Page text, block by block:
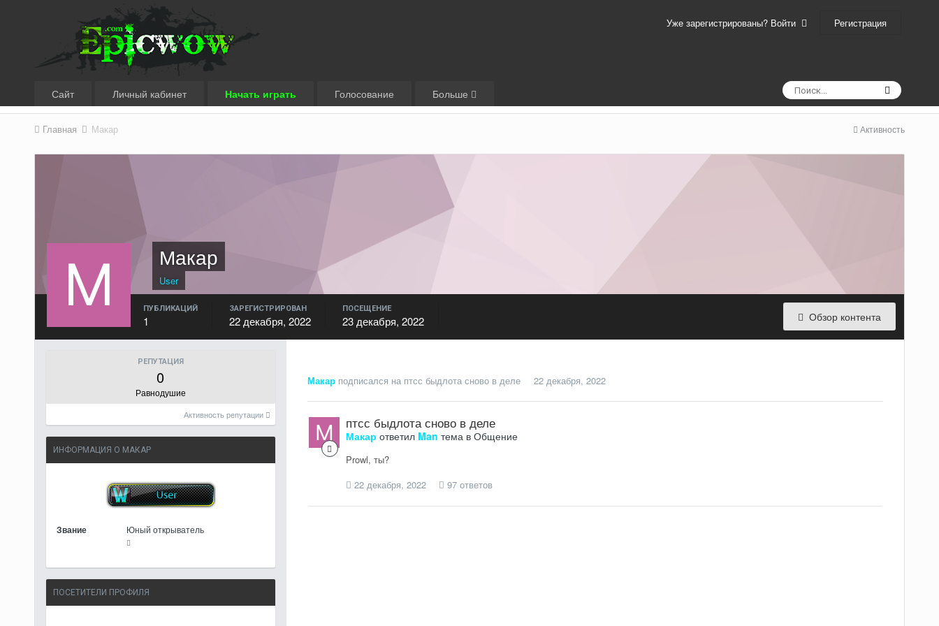
Уже зарегистрированы? Войти Регистрация
Сайт Личный кабинет Начать играть Голосование Больше
Активность
Главная Макар
Макар
User
Обзор контента
ПУБЛИКАЦИЙ
1
ЗАРЕГИСТРИРОВАН
22 декабря, 2022
ПОСЕЩЕНИЕ
23 декабря, 2022
РЕПУТАЦИЯ
0
Равнодушие
Активность репутации
ИНФОРМАЦИЯ О МАКАР
Звание Юный открыватель
ПОСЕТИТЕЛИ ПРОФИЛЯ
Макарподписался на птсс быдлота сново в деле 22 декабря, 2022
птсс быдлота сново в деле
Макар ответил Man тема в Общение
Prowl, ты?
22 декабря, 2022
97 ответов